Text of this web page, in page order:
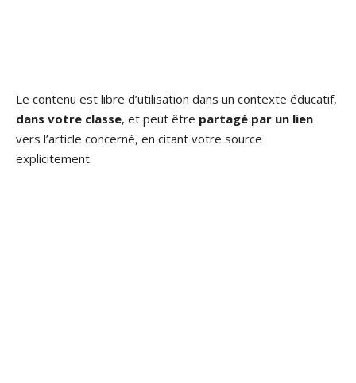
Le contenu est libre d’utilisation dans un contexte éducatif,
dans votre classe, et peut être partagé par un lien
vers l’article concerné, en citant votre source
explicitement.